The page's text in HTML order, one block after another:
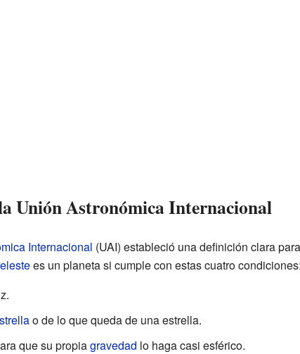
Unión Astronómica Internacional
Internacional (UAI) estableció una definición clara
es un planeta si cumple con estas cuatro condiciones:
o de lo que queda de una estrella.
que su propiagravedad lo haga casi esférico.